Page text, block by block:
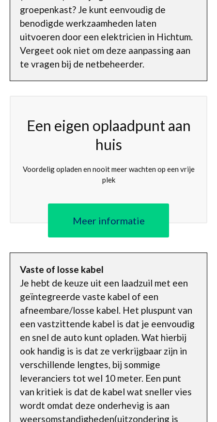
groepenkast? Je kunt eenvoudig de
benodigde werkzaamheden laten
uitvoeren door een elektricien in Hichtum.
Vergeet ook niet om deze aanpassing aan
te vragen bij de netbeheerder.
Een eigen oplaadpunt aan
huis
Voordelig opladen en nooit meer wachten op een vrije
plek
Meer informatie
Vaste of losse kabel
Je hebt de keuze uit een laadzuil met een
geïntegreerde vaste kabel of een
afneembare/losse kabel. Het pluspunt van
een vastzittende kabel is dat je eenvoudig
en snel de auto kunt opladen. Wat hierbij
ook handig is is dat ze verkrijgbaar zijn in
verschillende lengtes, bij sommige
leveranciers tot wel 10 meter. Een punt
van kritiek is dat de kabel wat sneller vies
wordt omdat deze onderhevig is aan
weersomstandigheden(uitzondering is